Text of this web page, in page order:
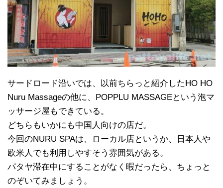
サードロード沿いでは、以前ちらっと紹介したHO HO
Nuru Massageの他に、POPPLU MASSAGEという泡マ
ッサージ屋もできている。
どちらもいかにも中国人向けの店だ。
今回のNURU SPAは、ローカル店というか、日本人や
欧米人でも利用しやすそう雰囲気がある。
パタヤ滞在中にすることがなく暇だったら、ちょっと
のぞいてみましょう。